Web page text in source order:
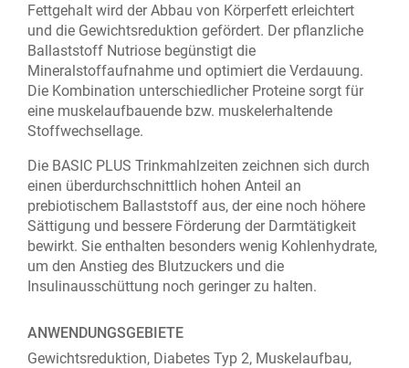
Fettgehalt wird der Abbau von Körperfett erleichtert
und die Gewichtsreduktion gefördert. Der pflanzliche
Ballaststoff Nutriose begünstigt die
Mineralstoffaufnahme und optimiert die Verdauung.
Die Kombination unterschiedlicher Proteine sorgt für
eine muskelaufbauende bzw. muskelerhaltende
Stoffwechsellage.
Die BASIC PLUS Trinkmahlzeiten zeichnen sich durch
einen überdurchschnittlich hohen Anteil an
prebiotischem Ballaststoff aus, der eine noch höhere
Sättigung und bessere Förderung der Darmtätigkeit
bewirkt. Sie enthalten besonders wenig Kohlenhydrate,
um den Anstieg des Blutzuckers und die
Insulinausschüttung noch geringer zu halten.
ANWENDUNGSGEBIETE
Gewichtsreduktion, Diabetes Typ 2, Muskelaufbau,